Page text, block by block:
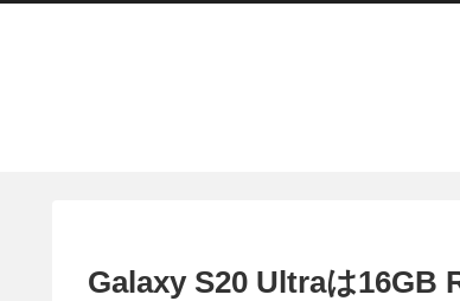
Galaxy S20 Ultraは16GB